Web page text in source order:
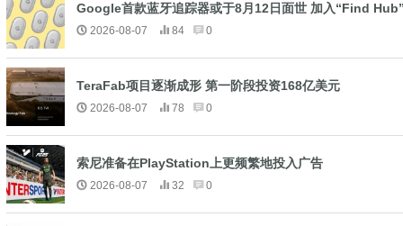
Google首款蓝牙追踪器或于8月12日面世 加入“Find
2026-08-07 84 0
TeraFab项目逐渐成形 第一阶段投资168亿美元
2026-08-07 78 0
索尼准备在PlayStation上更频繁地投入广告
2026-08-07 32 0